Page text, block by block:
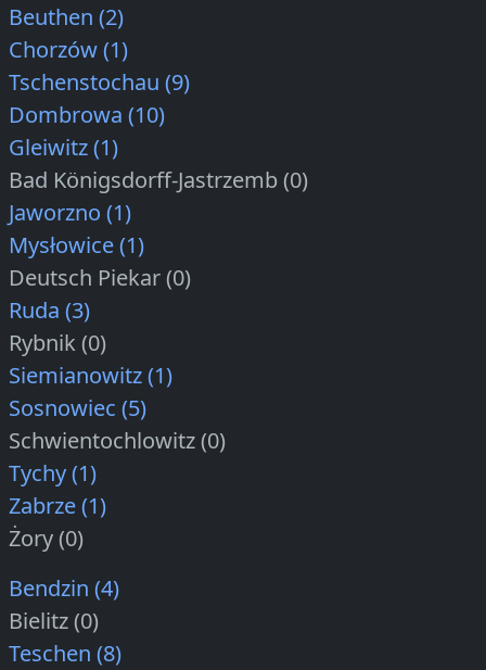
Beuthen (2)
Chorzów (1)
Tschenstochau (9)
Dombrowa (10)
Gleiwitz (1)
Bad Königsdorff-Jastrzemb (0)
Jaworzno (1)
Mysłowice (1)
Deutsch Piekar (0)
Ruda (3)
Rybnik (0)
Siemianowitz (1)
Sosnowiec (5)
Schwientochlowitz (0)
Tychy (1)
Zabrze (1)
Żory (0)
Bendzin (4)
Bielitz (0)
Teschen (8)